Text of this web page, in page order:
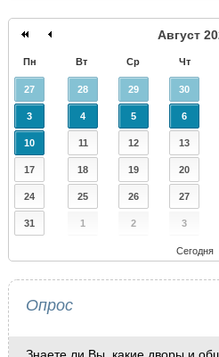
Август
Пн Вт Ср Чт
27 28 29 30
3 4 5 6
10 11 12 13
17 18 19 20
24 25 26 27
31 1 2 3
Сегодня
Опрос